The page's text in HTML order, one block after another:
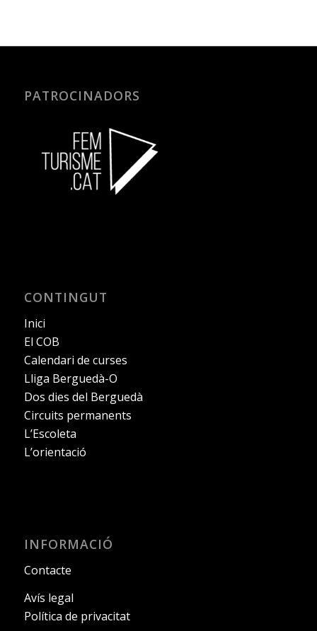
PATROCINADORS
CONTINGUT
Inici
El COB
Calendari de curses
Lliga Berguedà-O
Dos dies del Berguedà
Circuits permanents
L’Escoleta
L’orientació
INFORMACIÓ
Contacte
Avís legal
Política de privacitat